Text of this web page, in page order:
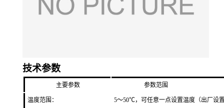
技术参数
主要参数 参数范围
温度范围： 5～50℃，可任意一点设置温度（出厂设